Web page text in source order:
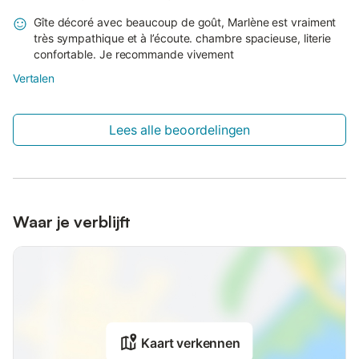
Gîte décoré avec beaucoup de goût, Marlène est vraiment
très sympathique et à l’écoute. chambre spacieuse, literie
confortable. Je recommande vivement
Vertalen
Lees alle beoordelingen
Waar je verblijft
Kaart verkennen